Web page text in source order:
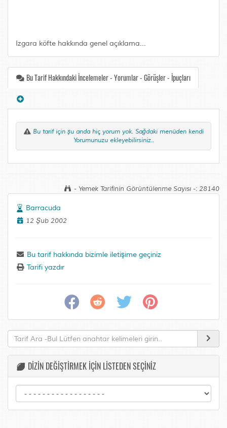
Izgara köfte hakkında genel açıklama...
Bu Tarif Hakkındaki İncelemeler - Yorumlar - Görüşler - İpuçları
Bu tarif için şu anda hiç yorum yok. Sağdaki menüden kendi
Yorumunuzu ekleyebilirsiniz..
- Yemek Tarifinin Görüntülenme Sayısı -: 28140
Barracuda
12 Şub 2002
Bu tarif hakkında bizimle iletişime geçiniz
Tarifi yazdır
DİZİN DEĞİŞTİRMEK İÇİN LİSTEDEN SEÇİNİZ